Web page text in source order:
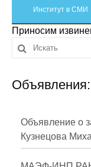
Публикации
Научная
Институт в СМИ
Приносим
Объявления:
Объявление о
Кузнецова